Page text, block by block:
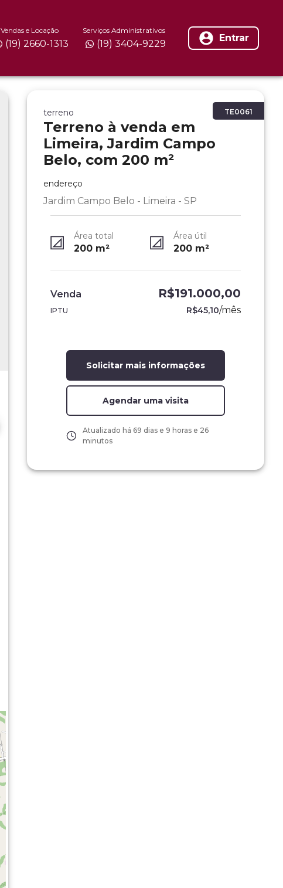
Vendas e Locação
(19) 2660-1313
Serviços Administrativos
(19) 3404-9229 Entrar
TE0061
terreno
Terreno à venda em
Limeira, Jardim Campo
Belo, com 200 m²
endereço
Jardim Campo Belo - Limeira - SP
Área total
200m²
Área útil
200 m²
Venda R$191.000,00
IPTU R$45,10/mês
Solicitar mais informações
Agendar uma visita
Atualizado há 69 dias e 9 horas e 26
minutos